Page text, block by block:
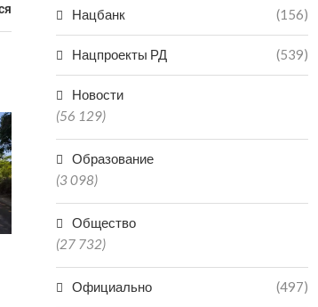
ДАГЕСТАНА ОТПРАВИЛИ...
ПОПАЛ В
Нацбанк (156)
Нацпроекты РД (539)
Новости
(56 129)
Образование
(3 098)
Общество
(27 732)
Официально (497)